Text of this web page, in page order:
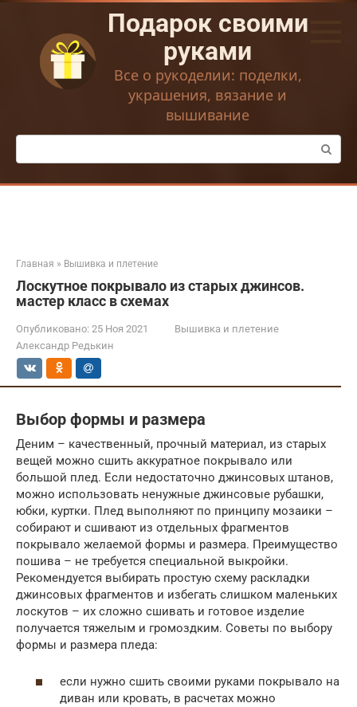
Перейти
контенту
Подарок своими
руками
Все о рукоделии: поделки,
украшения, вязание и
вышивание
Поиск:
Главная » Вышивка и плетение
Лоскутное покрывало из старых джинсов.
мастер класс в схемах
Опубликовано: 25 Ноя 2021
Вышивка и плетение
Александр Редькин
Выбор формы и размера
Деним – качественный, прочный материал, из старых
вещей можно сшить аккуратное покрывало или
большой плед. Если недостаточно джинсовых штанов,
можно использовать ненужные джинсовые рубашки,
юбки, куртки. Плед выполняют по принципу мозаики –
собирают и сшивают из отдельных фрагментов
покрывало желаемой формы и размера. Преимущество
пошива – не требуется специальной выкройки.
Рекомендуется выбирать простую схему раскладки
джинсовых фрагментов и избегать слишком маленьких
лоскутов – их сложно сшивать и готовое изделие
получается тяжелым и громоздким. Советы по выбору
формы и размера пледа:
если нужно сшить своими руками покрывало на
диван или кровать, в расчетах можно